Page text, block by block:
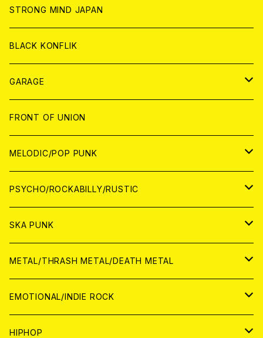
ANALOG
ANALOG
CD
ANALOG
CD
ANALOG
WORLD
CD
ANALOG
STRONG MIND JAPAN
BLACK KONFLIK
GARAGE
JAPAN
アナログ
CD
WORLD
アナログ
CD
FRONT OF UNION
MELODIC/POP PUNK
JAPAN
CD
ANALOG
WORLD
CD
ANALOG
PSYCHO/ROCKABILLY/RUSTIC
JAPAN
CD
ANALOG
WORLD
CD
ANALOG
SKA PUNK
JAPAN
CD
ANALOG
WORLD
CD
METAL/THRASH METAL/DEATH METAL
JAPAN
CD
WORLD
EMOTIONAL/INDIE ROCK
JAPAN
HIPHOP